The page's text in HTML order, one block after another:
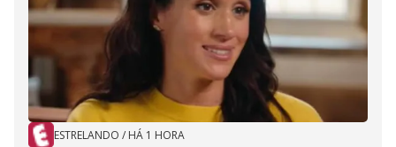
ESTRELANDO / HÁ 1 HORA